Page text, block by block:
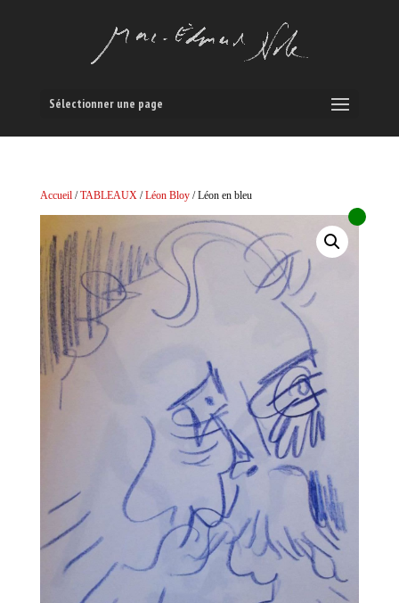
Sélectionner une page
Accueil/TABLEAUX/Léon Bloy/ Léon en bleu